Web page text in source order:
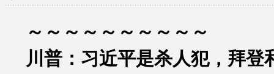
～～～～～～～～～～
川普：习近平是杀人犯， 拜登